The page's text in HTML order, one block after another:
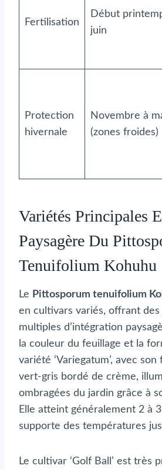
Fertilisation
Début
juin
Protection
hivernale
Novembre à
(zones froides)
Variétés Principales
Paysagère Du
Tenuifolium Kohuhu
Le Pittosporum tenuifolium
en cultivars variés, offrant des
multiples d’intégration
la couleur du feuillage et la
variété ‘Variegatum’, avec
vert-gris bordé de crème,
ombragées du jardin grâce à
Elle atteint généralement 2 à
supporte des températures
Le cultivar ‘Golf Ball’ est très